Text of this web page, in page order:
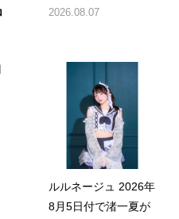
2026.08.07
ルルネージュ 2026年
8月5日付で渚一夏が